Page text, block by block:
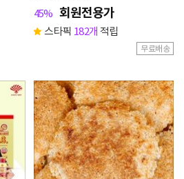
45% 회원전용가
스타픽 182개 적립
무료배송